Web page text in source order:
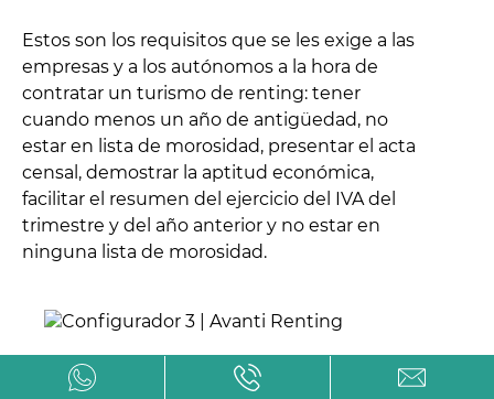
Estos son los requisitos que se les exige a las
empresas y a los autónomos a la hora de
contratar un turismo de renting: tener
cuando menos un año de antigüedad, no
estar en lista de morosidad, presentar el acta
censal, demostrar la aptitud económica,
facilitar el resumen del ejercicio del IVA del
trimestre y del año anterior y no estar en
ninguna lista de morosidad.